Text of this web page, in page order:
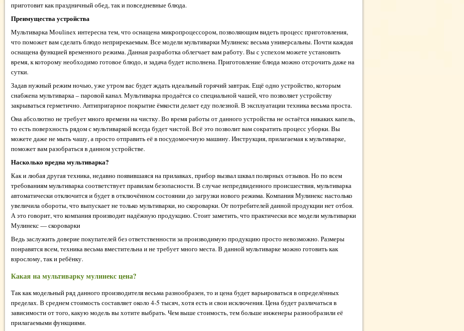
приготовит как праздничный обед, так и повседневные блюда.
Преимущества устройства
Мультиварка Moulinex интересна тем, что оснащена микропроцессором, позволяющим видеть процесс приготовления,
что поможет вам сделать блюдо неприрекаемым. Все модели мультиварки Мулинекс весьма универсальны. Почти каждая
оснащена функцией временного режима. Данная разработка облегчает вам работу. Вы с успехом можете установить
время, к которому необходимо готовое блюдо, и задача будет исполнена. Приготовление блюда можно отсрочить даже на
сутки.
Задав нужный режим ночью, уже утром вас будет ждать идеальный горячий завтрак. Ещё одно устройство, которым
снабжена мультиварка – паровой канал. Мультиварка продаётся со специальной чашей, что позволяет устройству
закрываться герметично. Антипригарное покрытие ёмкости делает еду полезной. В эксплуатации техника весьма проста.
Она абсолютно не требует много времени на чистку. Во время работы от данного устройства не остаётся никаких капель,
то есть поверхность рядом с мультиваркой всегда будет чистой. Всё это позволит вам сократить процесс уборки. Вы
можете даже не мыть чашу, а просто отправить её в посудомоечную машину. Инструкция, прилагаемая к мультиварке,
поможет вам разобраться в данном устройстве.
Насколько вредна мультиварка?
Как и любая другая техника, недавно появившаяся на прилавках, прибор вызвал шквал полярных отзывов. Но по всем
требованиям мультиварка соответствует правилам безопасности. В случае непредвиденного происшествия, мультиварка
автоматически отключится и будет в отключённом состоянии до загрузки нового режима. Компания Мулинекс настолько
увеличила обороты, что выпускает не только мультиварки, но скороварки. От потребителей данной продукции нет отбоя.
А это говорит, что компания производит надёжную продукцию. Стоит заметить, что практически все модели мультиварки
Мулинекс — скороварки
Ведь заслужить доверие покупателей без ответственности за производимую продукцию просто невозможно. Размеры
понравятся всем, техника весьма вместительна и не требует много места. В данной мультиварке можно готовить как
взрослому, так и ребёнку.
Какая на мультиварку мулинекс цена?
Так как модельный ряд данного производителя весьма разнообразен, то и цена будет варьироваться в определённых
пределах. В среднем стоимость составляет около 4-5 тысяч, хотя есть и свои исключения. Цена будет различаться в
зависимости от того, какую модель вы хотите выбрать. Чем выше стоимость, тем больше инженеры разнообразили её
прилагаемыми функциями.